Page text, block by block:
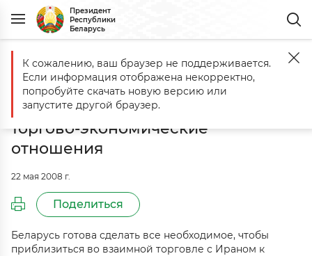
Президент
Республики
Беларусь
Главная События Главный фундамент белорусско-иранского
Главный фундамент белорусско-
иранского сотрудничества -
торгово-экономические
отношения
22 мая 2008 г.
Поделиться
Беларусь готова сделать все необходимое, чтобы
приблизиться во взаимной торговле с Ираном к
К сожалению, ваш браузер не поддерживается.
Если информация отображена некорректно,
попробуйте скачать новую версию или
запустите другой браузер.